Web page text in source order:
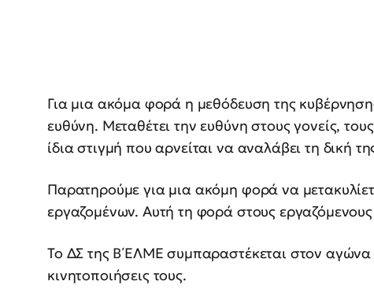
Για μια ακόμα φορά η μεθόδευση της
ευθύνη. Μεταθέτει την ευθύνη στους γονείς,
ίδια στιγμή που αρνείται να αναλάβει τη δική
Παρατηρούμε για μια ακόμη φορά να
εργαζομένων. Αυτή τη φορά στους
Το ΔΣ της Β΄ΕΛΜΕ συμπαραστέκεται στον αγώνα
κινητοποιήσεις τους.